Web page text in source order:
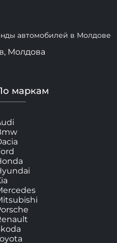
автомобилей в Молдове
Молдова
маркам